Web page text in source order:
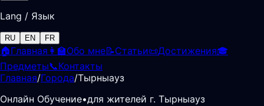
Lang / Язык
RU EN FR
🏠Главная 👩‍🏫Обо мне📝Статьи📜Достижения🎓
Предметы📞Контакты
Главная/Города/Тырныауз
Онлайн Обучение•для жителей г. Тырныауз